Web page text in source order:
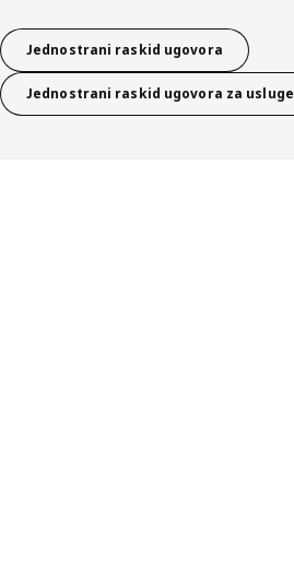
Jednostrani raskid ugovora
Jednostrani raskid ugovora za usluge